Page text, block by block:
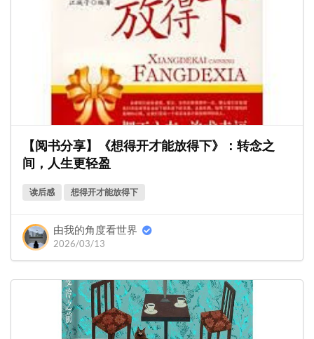
【阅书分享】《想得开才能放得下》：转念之
间，人生更轻盈
读后感 想得开才能放得下
由我的角度看世界
2026/03/13